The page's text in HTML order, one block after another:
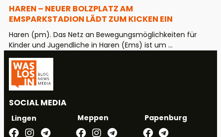
HAREN – NEUER BOLZPLATZ AM
EMSPARKSTADION LÄDT ZUM KICKEN EIN
Haren (pm). Das Netz an Bewegungsmöglichkeiten für
Kinder und Jugendliche in Haren (Ems) ist um ...
SOCIAL MEDIA
Lingen Meppen Papenburg